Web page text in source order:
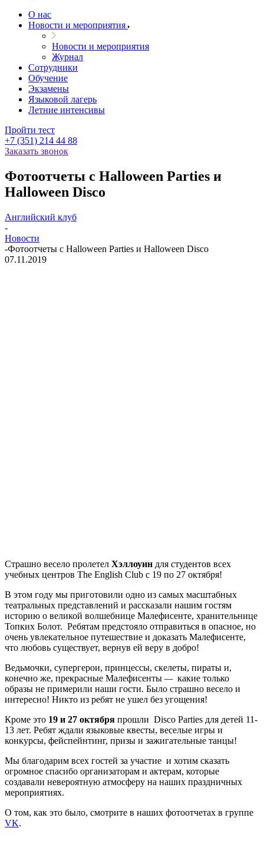
О нас
Новости и мероприятия
Новости и мероприятия
Журнал
Сотрудники
Обучение
Экзамены
Языковой лагерь
Летние интенсивы
Пройти тест
+7 (351) 214 44 88
Заказать звонок
Фотоотчеты с Halloween Parties и
Halloween Disco
Английский клуб
-
Новости
-Фотоотчеты с Halloween Parties и Halloween Disco
07.11.2019
Cтрашно весело пролетел Хэллоуин для студентов всех
учебных центров The English Club с 19 по 27 октября!
В этом году мы приготовили одно из самых масштабных
театральных представлений и рассказали нашим гостям
историю о великой волшебнице Малефисенте, хранительнице
Топких Болот. Ребятам предстояло отправиться в опасное, но
очень увлекательное путешествие и доказать Малефисенте,
что любовь существует, вернув ей веру в добро!
Ведьмочки, супергерои, принцессы, скелеты, пираты и,
конечно же, прекрасные Малефисенты —какие только
образы не примерили наши гости. Было страшно весело и
интересно! Никто из ребят не ушел без угощения!
Кроме это 19 и 27 октября прошли Disco Parties для детей 11-
13 лет. Ребят ждали языковые квесты, веселые игры и
конкурсы, фейспейнтинг, призы и зажигательные танцы!
Мы благодарим всех гостей за участие и хотим сказать
огромное спасибо организаторам и актерам, которые
создавали невероятную атмосферу на наших праздничных
мероприятиях.
О том, как это было, смотрите в наших фотоотчетах в группе
VK.